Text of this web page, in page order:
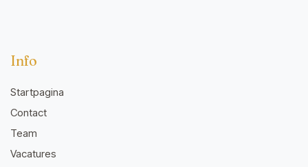
Info
Startpagina
Contact
Team
Vacatures